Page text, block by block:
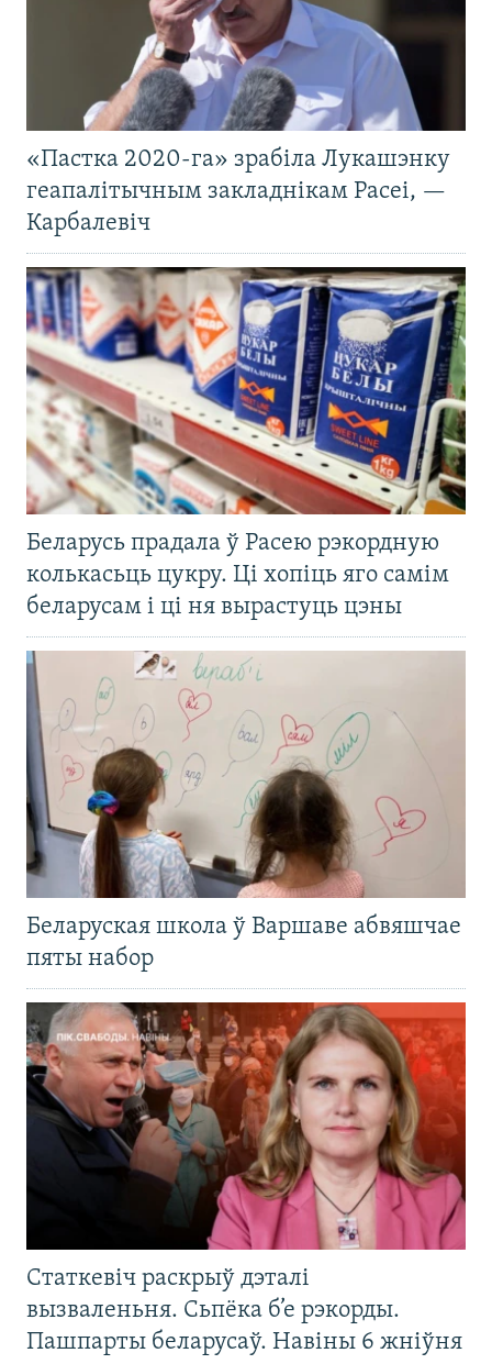
«Пастка 2020-га» зрабіла Лукашэнку
геапалітычным закладнікам Расеі, —
Карбалевіч
Беларусь прадала ў Расею рэкордную
колькасьць цукру. Ці хопіць яго самім
беларусам і ці ня вырастуць цэны
Беларуская школа ў Варшаве абвяшчае
пяты набор
Статкевіч раскрыў дэталі
вызваленьня. Сьпёка б’е рэкорды.
Пашпарты беларусаў. Навіны 6 жніўня